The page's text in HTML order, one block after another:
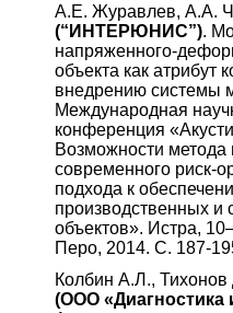
А.Е. Журавлев, А.А.
(“ИНТЕРЮНИС”).
напряженного-
объекта как атрибут
внедрению системы
Международная
конференция
Возможности метода
современного риск-
подхода к
производственных и
объектов». Истра,
Перо, 2014. С. 187-
Колбин А.Л.,
(ООО «Диагностика